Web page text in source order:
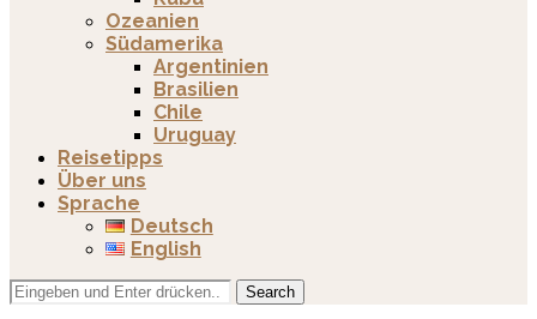
Ozeanien
Südamerika
Argentinien
Brasilien
Chile
Uruguay
Reisetipps
Über uns
Sprache
Deutsch
English
Search